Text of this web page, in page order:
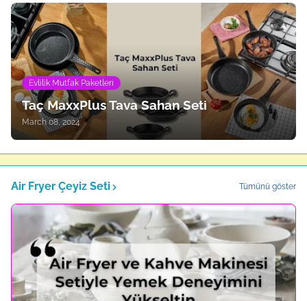
Evlilik Mutfak Paketleri
Taç MaxxPlus Tava Sahan Seti
March 08, 2024
Air Fryer Çeyiz Seti Tümünü göster